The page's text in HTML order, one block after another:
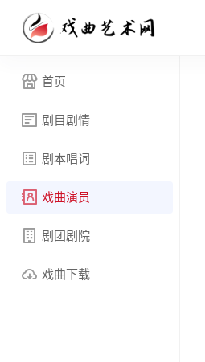
首页
剧目剧情
剧本唱词
戏曲演员
剧团剧院
戏曲下载